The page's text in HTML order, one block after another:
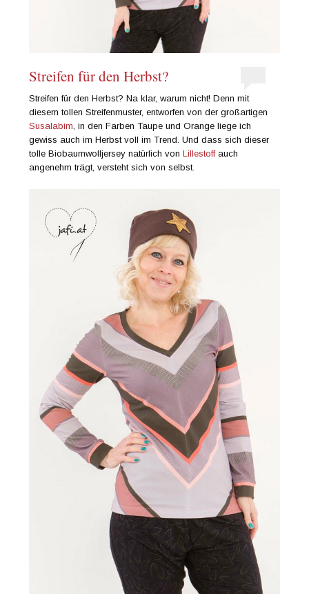
Streifen für den Herbst?
Streifen für den Herbst? Na klar, warum nicht! Denn mit
diesem tollen Streifenmuster, entworfen von der großartigen
Susalabim , in den Farben Taupe und Orange liege ich
gewiss auch im Herbst voll im Trend. Und dass sich dieser
tolle Biobaumwolljersey natürlich vonLillestoffauch
angenehm trägt, versteht sich von selbst.